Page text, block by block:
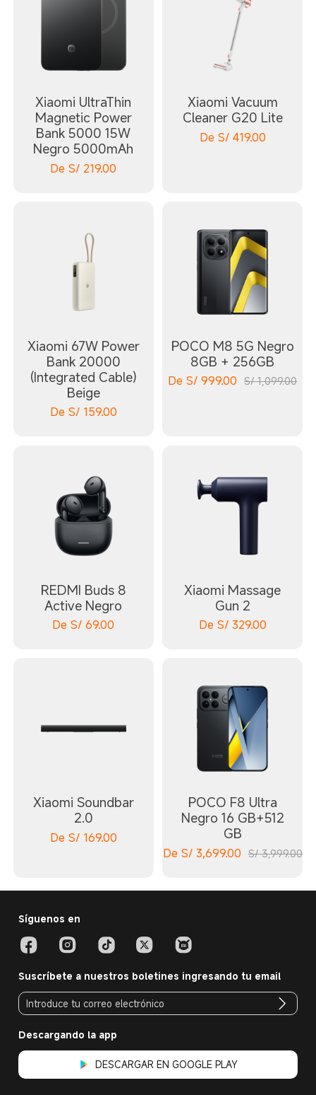
Xiaomi UltraThin
Magnetic Power
Bank 5000 15W
Negro 5000mAh
De S/ 219.00
Xiaomi Vacuum
Cleaner G20 Lite
De S/ 419.00
Xiaomi 67W Power
Bank 20000
(Integrated Cable)
Beige
De S/ 159.00
POCO M8 5G Negro
8GB + 256GB
De S/999.00 S/ 1,099.00
REDMI Buds 8
Active Negro
De S/69.00
Xiaomi Massage
Gun 2
De S/ 329.00
Xiaomi Soundbar
2.0
De S/ 169.00
POCO F8 Ultra
Negro 16 GB+512
GB
De S/ 3,699.00 S/ 3,999.00
Síguenos en
Suscríbete a nuestros boletines ingresando tu email
Descargando la app
DESCARGAR EN GOOGLE PLAY